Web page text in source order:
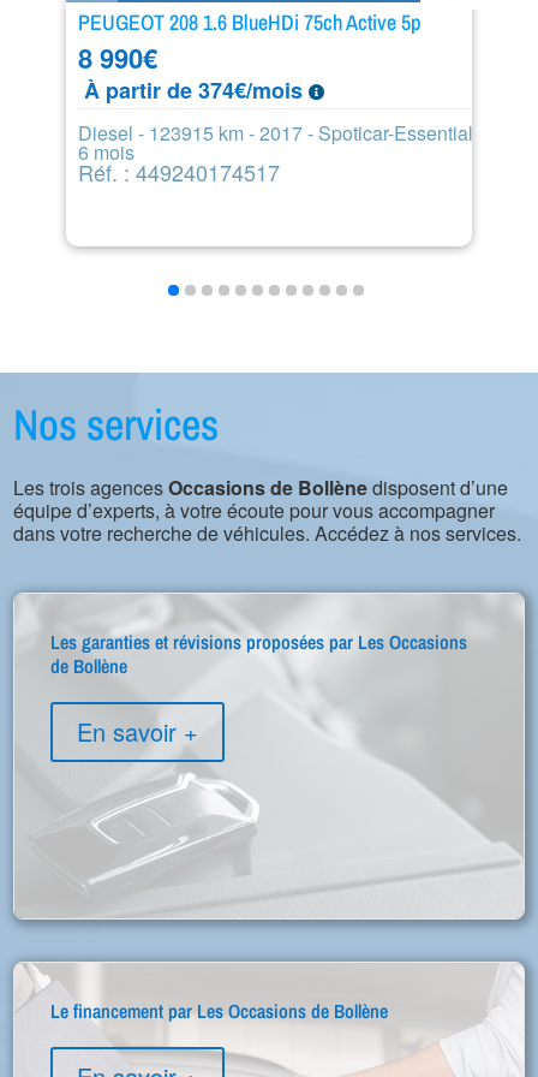
PEUGEOT 208 1.6 BlueHDi 75ch Active 5p
8 990€
À partir de 374€/mois
Diesel - 123915 km - 2017 - Spoticar-Essential
6 mois
Réf. : 449240174517
Nos services
Les trois agencesOccasions de Bollènedisposent d’une
équipe d’experts, à votre écoute pour vous accompagner
dans votre recherche de véhicules. Accédez à nos services.
Les garanties et révisions proposées par Les Occasions
de Bollène
En savoir +
Le financement par Les Occasions de Bollène